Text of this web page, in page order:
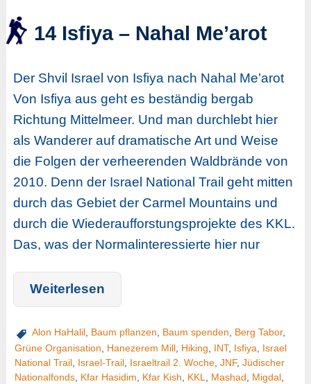
14 Isfiya – Nahal Me’arot
Der Shvil Israel von Isfiya nach Nahal Me’arot
Von Isfiya aus geht es beständig bergab
Richtung Mittelmeer. Und man durchlebt hier
als Wanderer auf dramatische Art und Weise
die Folgen der verheerenden Waldbrände von
2010. Denn der Israel National Trail geht mitten
durch das Gebiet der Carmel Mountains und
durch die Wiederaufforstungsprojekte des KKL.
Das, was der Normalinteressierte hier nur
Weiterlesen
Alon HaHalil, Baum pflanzen, Baum spenden, Berg Tabor,
Grüne Organisation
Hanezerem Mill, Hiking INT, Isfiya
Israel
National Trail, Israel-Trail, Israeltrail 2. Woche, JNF, Jüdischer
Nationalfonds, Kfar Hasidim Kfar Kish KKL Mashad Migdal,